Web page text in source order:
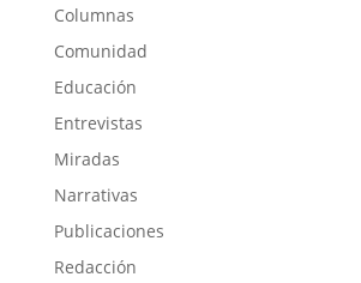
Columnas
Comunidad
Educación
Entrevistas
Miradas
Narrativas
Publicaciones
Redacción